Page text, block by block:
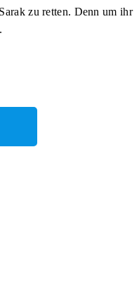
zu retten. Denn um ihr